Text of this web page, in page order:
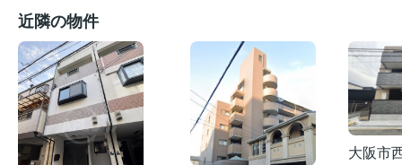
近隣の物件
大阪市